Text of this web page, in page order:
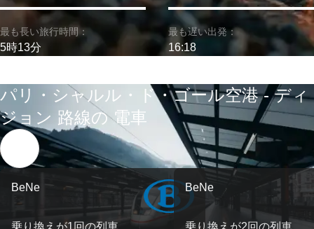
最も長い旅行時間：
5時13分
最も遅い出発：
16:18
パリ・シャルル・ド・ゴール空港 - ディ
ジョン 路線の 電車
BeNe
乗り換えが1回の列車
BeNe
乗り換えが2回の列車